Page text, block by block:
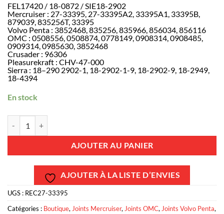
FEL17420 / 18-0872 / SIE18-2902
Mercruiser : 27-33395, 27-33395A2, 33395A1, 33395B,
879039, 835256T, 33395
Volvo Penta : 3852468, 835256, 835966, 856034, 856116
OMC : 0508556, 0508874, 0778149, 0908314, 0908485,
0909314, 0985630, 3852468
Crusader : 96306
Pleasurekraft : CHV-47-000
Sierra : 18–290 2902-1, 18-2902-1-9, 18-2902-9, 18-2949,
18-4394
En stock
AJOUTER AU PANIER
AJOUTER À LA LISTE D’ENVIES
UGS : REC27-33395
Catégories : Boutique,Joints Mercruiser,Joints OMC,Joints Volvo Penta,